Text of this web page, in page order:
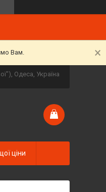
Вам.
Одеса, Україна
ціни